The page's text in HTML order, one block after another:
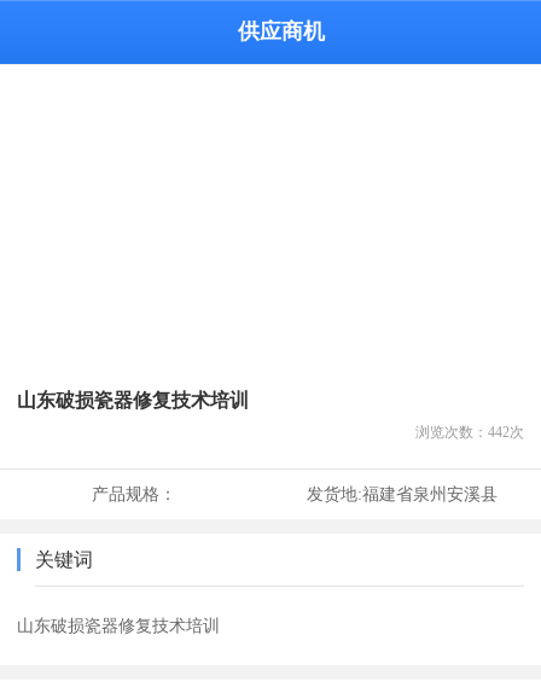
供应商机
山东破损瓷器修复技术培训
浏览次数： 442次
产品规格： 发货地:福建省泉州安溪县
关键词
山东破损瓷器修复技术培训